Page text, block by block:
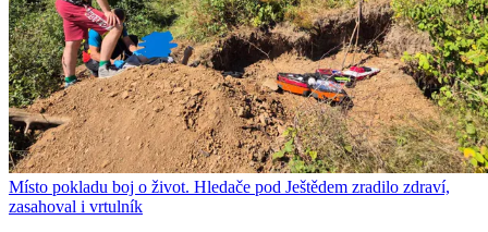
Místo pokladu boj o život. Hledače pod Ještědem zradilo zdraví,
zasahoval i vrtulník